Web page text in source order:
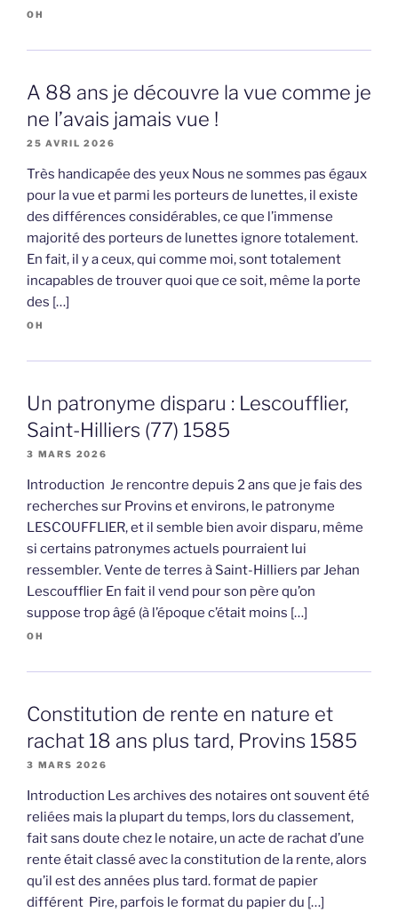
OH
A 88 ans je découvre la vue comme je
ne l’avais jamais vue !
25 AVRIL 2026
Très handicapée des yeux Nous ne sommes pas égaux
pour la vue et parmi les porteurs de lunettes, il existe
des différences considérables, ce que l’immense
majorité des porteurs de lunettes ignore totalement.
En fait, il y a ceux, qui comme moi, sont totalement
incapables de trouver quoi que ce soit, même la porte
des […]
OH
Un patronyme disparu : Lescoufflier,
Saint-Hilliers (77) 1585
3 MARS 2026
Introduction Je rencontre depuis 2 ans que je fais des
recherches sur Provins et environs, le patronyme
LESCOUFFLIER, et il semble bien avoir disparu, même
si certains patronymes actuels pourraient lui
ressembler. Vente de terres à Saint-Hilliers par Jehan
Lescoufflier En fait il vend pour son père qu’on
suppose trop âgé (à l’époque c’était moins […]
OH
Constitution de rente en nature et
rachat 18 ans plus tard, Provins 1585
3 MARS 2026
Introduction Les archives des notaires ont souvent été
reliées mais la plupart du temps, lors du classement,
fait sans doute chez le notaire, un acte de rachat d’une
rente était classé avec la constitution de la rente, alors
qu’il est des années plus tard. format de papier
différent Pire, parfois le format du papier du […]